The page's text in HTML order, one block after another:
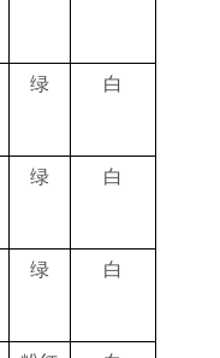
绿 白
绿 白
绿 白